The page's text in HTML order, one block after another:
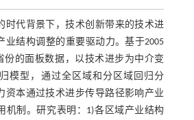
时代背景下，技术创新带来的技术进
业结构调整的重要驱动力。基于2005
份的面板数据，以技术进步为中介变
模型，通过全区域和分区域回归分
资本通过技术进步传导路径影响产业
机制。研究表明：1)各区域产业结构